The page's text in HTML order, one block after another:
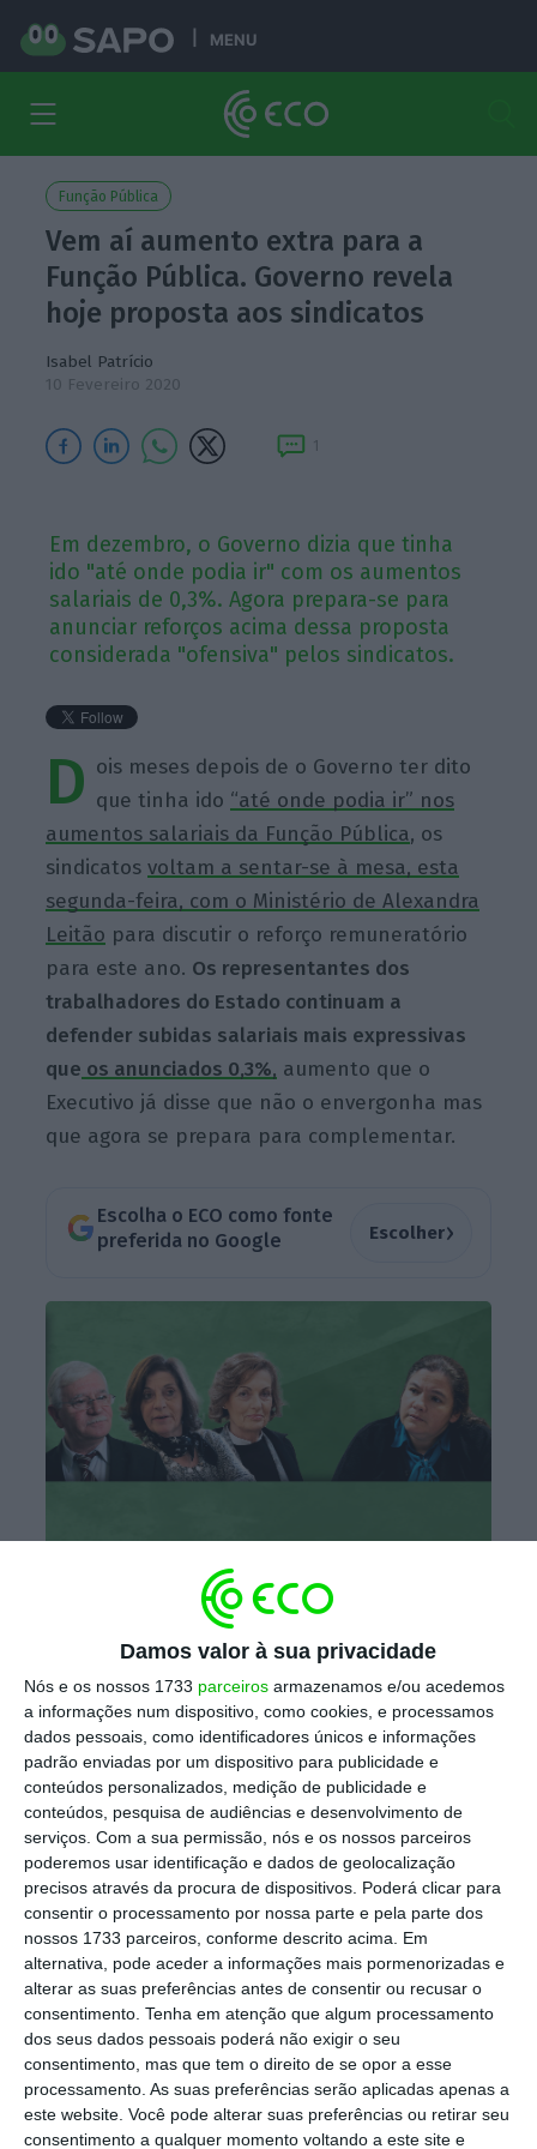
Damos valor à sua privacidade
Nós e os nossos 1733 parceiros armazenamos e/ou acedemos
a informações num dispositivo, como cookies, e processamos
dados pessoais, como identificadores únicos e informações
padrão enviadas por um dispositivo para publicidade e
conteúdos personalizados, medição de publicidade e
conteúdos, pesquisa de audiências e desenvolvimento de
serviços. Com a sua permissão, nós e os nossos parceiros
poderemos usar identificação e dados de geolocalização
precisos através da procura de dispositivos. Poderá clicar para
consentir o processamento por nossa parte e pela parte dos
nossos 1733 parceiros, conforme descrito acima. Em
alternativa, pode aceder a informações mais pormenorizadas e
alterar as suas preferências antes de consentir ou recusar o
consentimento. Tenha em atenção que algum processamento
dos seus dados pessoais poderá não exigir o seu
consentimento, mas que tem o direito de se opor a esse
processamento. As suas preferências serão aplicadas apenas a
este website. Você pode alterar suas preferências ou retirar seu
consentimento a qualquer momento voltando a este site e
MENU
Função Pública
Vem aí aumento extra para a
Função Pública. Governo revela
hoje proposta aos sindicatos
Isabel Patrício
10 Fevereiro 2020
1
Em dezembro, o Governo dizia que tinha
ido "até onde podia ir" com os aumentos
salariais de 0,3%. Agora prepara-se para
anunciar reforços acima dessa proposta
considerada "ofensiva" pelos sindicatos.
D ois meses depois de o Governo ter dito
que tinha ido “até onde podia ir” nos
aumentos salariais da Função Pública, os
sindicatosvoltam a sentar-se à mesa, esta
segunda-feira, com o Ministério de Alexandra
Leitão para discutir o reforço remuneratório
para este ano. Os representantes dos
trabalhadores do Estado continuam a
defender subidas salariais mais expressivas
que os anunciados 0,3%, aumento que o
Executivo já disse que não o envergonha mas
que agora se prepara para complementar.
Escolha o ECO como fonte
preferida no Google
Escolher›
Em dezembro, o Governo chamou os
sindicatos da Função Pública para propor
aumento salarial para todos os
trabalhadores em linha com a inflação até
novembro de 2019, isto é, 0,3%. Depois de dez
anos sem subidas salariais,os funcionários
públicos entenderam essa proposta como
“ofensiva” e “vexatória” e marcarammesmo
uma greve para o final de janeiro.
Do lado do Governo,o argumento era então
de que se tinha ido até onde era possível,
tendo em conta o peso orçamental do
descongelamento das carreiras. Um mês
depois, a ministra da Administração Pública
veio, contudo, anunciar que,afinal, haveria